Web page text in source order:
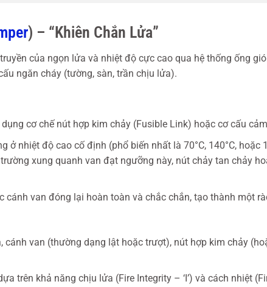
) – “Khiên Chắn Lửa”
của ngọn lửa và nhiệt độ cực cao qua hệ thống ống
ngăn cháy (tường, sàn, trần chịu lửa).
cơ chế nút hợp kim chảy (Fusible Link) hoặc cơ cấu
ở nhiệt độ cao cố định (phổ biến nhất là 70°C, 140°C, hoặc
xung quanh van đạt ngưỡng này, nút chảy tan chảy
cánh van đóng lại hoàn toàn và chắc chắn, tạo thành một
cánh van (thường dạng lật hoặc trượt), nút hợp kim chảy
trên khả năng chịu lửa (Fire Integrity – ‘I’) và cách nhiệt